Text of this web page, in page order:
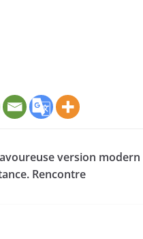
version modern
Rencontre